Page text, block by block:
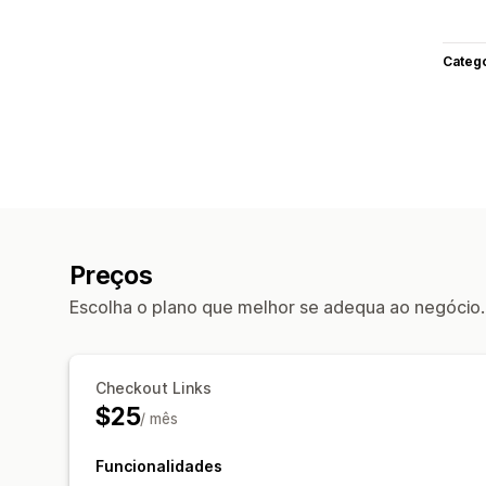
Preços
Escolha o plano que melhor se adequa ao negócio.
Checkout Links
$25/ mês
Funcionalidades